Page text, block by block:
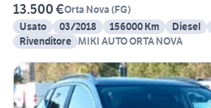
13.500 €Orta Nova (FG)
Usato
03/2018 156000 Km Diesel
Rivenditore
MIKI AUTO ORTA NOVA